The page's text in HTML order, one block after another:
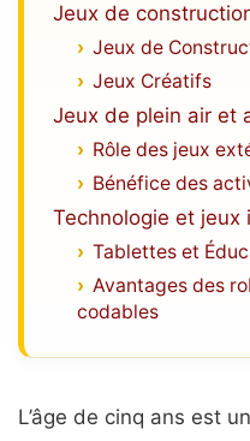
Jeux de
Jeux de
Jeux Créatifs
Jeux de plein air et
Rôle des jeux
Bénéfice des
Technologie et jeux
Tablettes et
Avantages des
codables
L’âge de cinq ans est